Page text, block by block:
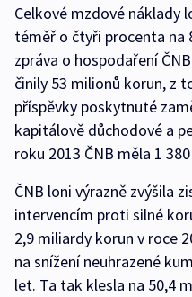
Celkové mzdové náklady
téměř o čtyři procenta na
zpráva o hospodaření
činily 53 milionů korun, z
příspěvky poskytnuté
kapitálově důchodové a
roku 2013 ČNB měla 1
ČNB loni výrazně zvýšila
intervencím proti silné
2,9 miliardy korun v roce
na snížení neuhrazené
let. Ta tak klesla na 50,4